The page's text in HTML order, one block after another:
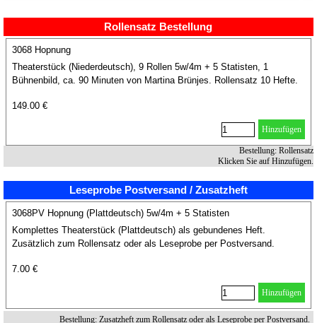
Rollensatz Bestellung
3068 Hopnung
Theaterstück (Niederdeutsch), 9 Rollen 5w/4m + 5 Statisten, 1
Bühnenbild, ca. 90 Minuten von Martina Brünjes. Rollensatz 10 Hefte.
149.00 €
Hinzufügen
Bestellung: Rollensatz
Klicken Sie auf Hinzufügen.
Leseprobe Postversand / Zusatzheft
3068PV Hopnung (Plattdeutsch) 5w/4m + 5 Statisten
Komplettes Theaterstück (Plattdeutsch) als gebundenes Heft.
Zusätzlich zum Rollensatz oder als Leseprobe per Postversand.
7.00 €
Hinzufügen
Bestellung: Zusatzheft zum Rollensatz oder als Leseprobe per Postversand.